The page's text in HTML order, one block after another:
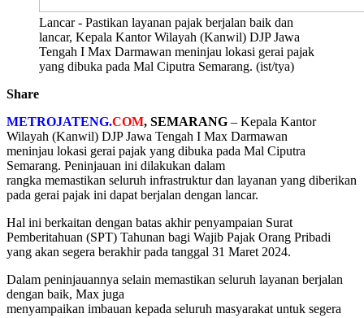
Lancar - Pastikan layanan pajak berjalan baik dan
lancar, Kepala Kantor Wilayah (Kanwil) DJP Jawa
Tengah I Max Darmawan meninjau lokasi gerai pajak
yang dibuka pada Mal Ciputra Semarang. (ist/tya)
Share
METROJATENG.COM, SEMARANG – Kepala Kantor
Wilayah (Kanwil) DJP Jawa Tengah I Max Darmawan
meninjau lokasi gerai pajak yang dibuka pada Mal Ciputra
Semarang. Peninjauan ini dilakukan dalam
rangka memastikan seluruh infrastruktur dan layanan yang diberikan
pada gerai pajak ini dapat berjalan dengan lancar.
Hal ini berkaitan dengan batas akhir penyampaian Surat
Pemberitahuan (SPT) Tahunan bagi Wajib Pajak Orang Pribadi
yang akan segera berakhir pada tanggal 31 Maret 2024.
Dalam peninjauannya selain memastikan seluruh layanan berjalan
dengan baik, Max juga
menyampaikan imbauan kepada seluruh masyarakat untuk segera